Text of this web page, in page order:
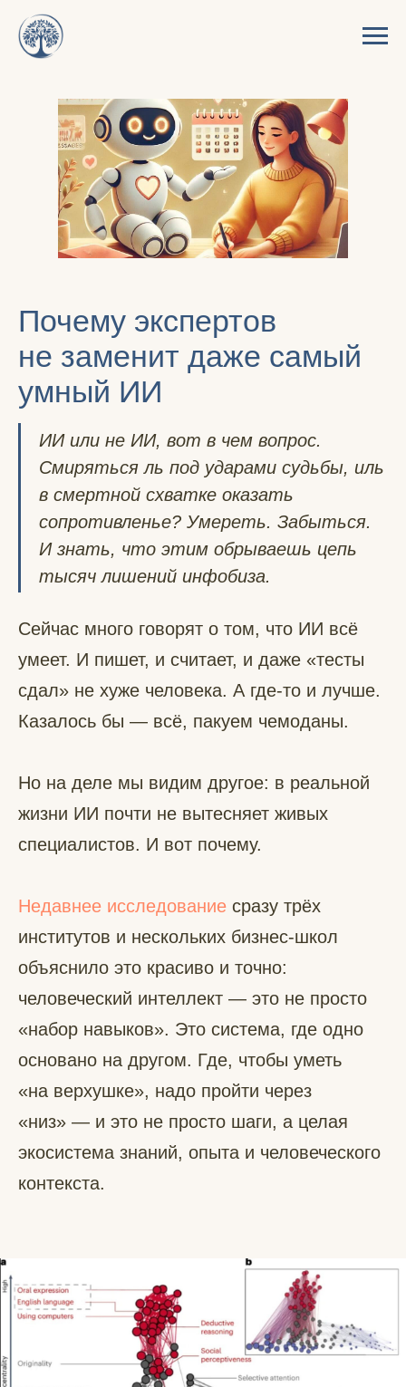
Почему экспертов
не заменит даже самый
умный ИИ
ИИ или не ИИ, вот в чем вопрос.
Смиряться ль под ударами судьбы, иль
в смертной схватке оказать
сопротивленье? Умереть. Забыться.
И знать, что этим обрываешь цепь
тысяч лишений инфобиза.
Сейчас много говорят о том, что ИИ всё
умеет. И пишет, и считает, и даже «тесты
сдал» не хуже человека. А где-то и лучше.
Казалось бы — всё, пакуем чемоданы.
Но на деле мы видим другое: в реальной
жизни ИИ почти не вытесняет живых
специалистов. И вот почему.
Недавнее исследование сразу трёх
институтов и нескольких бизнес-школ
объяснило это красиво и точно:
человеческий интеллект — это не просто
«набор навыков». Это система, где одно
основано на другом. Где, чтобы уметь
«на верхушке», надо пройти через
«низ» — и это не просто шаги, а целая
экосистема знаний, опыта и человеческого
контекста.